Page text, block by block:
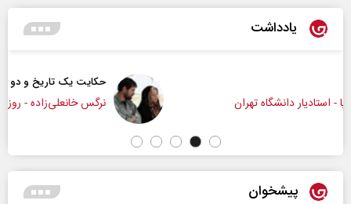
یادداشت
حکایت یک تاریخ و دو زندگی
نرگس خانعلی‌زاده - روزنامه‌نگار
پیشخوان